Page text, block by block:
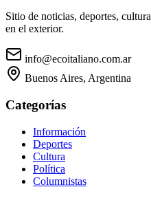
Sitio de noticias, deportes,
en el exterior.
info@ecoitaliano.com.ar
Buenos Aires, Argentina
Categorías
Información
Deportes
Cultura
Política
Columnistas